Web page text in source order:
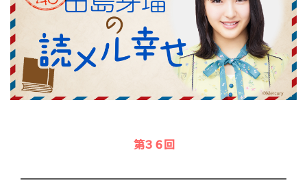
第３６回